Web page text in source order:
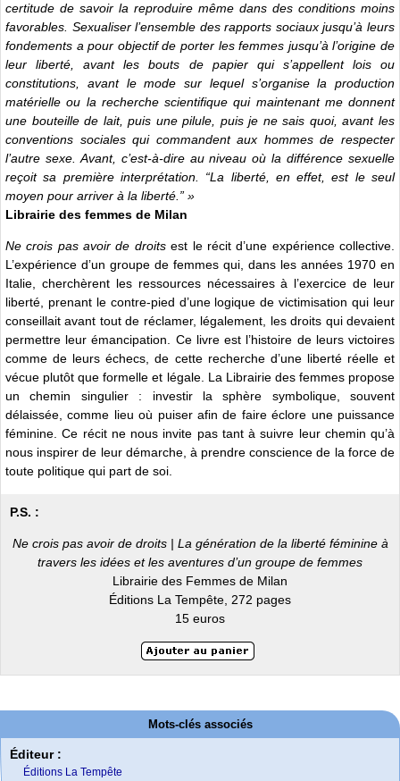
certitude de savoir la reproduire même dans des conditions moins
favorables. Sexualiser l’ensemble des rapports sociaux jusqu’à leurs
fondements a pour objectif de porter les femmes jusqu’à l’origine de
leur liberté, avant les bouts de papier qui s’appellent lois ou
constitutions, avant le mode sur lequel s’organise la production
matérielle ou la recherche scientifique qui maintenant me donnent
une bouteille de lait, puis une pilule, puis je ne sais quoi, avant les
conventions sociales qui commandent aux hommes de respecter
l’autre sexe. Avant, c’est-à-dire au niveau où la différence sexuelle
reçoit sa première interprétation. “La liberté, en effet, est le seul
moyen pour arriver à la liberté.” »
Librairie des femmes de Milan
Ne crois pas avoir de droitsest le récit d’une expérience collective.
L’expérience d’un groupe de femmes qui, dans les années 1970 en
Italie, cherchèrent les ressources nécessaires à l’exercice de leur
liberté, prenant le contre-pied d’une logique de victimisation qui leur
conseillait avant tout de réclamer, légalement, les droits qui devaient
permettre leur émancipation. Ce livre est l’histoire de leurs victoires
comme de leurs échecs, de cette recherche d’une liberté réelle et
vécue plutôt que formelle et légale. La Librairie des femmes propose
un chemin singulier : investir la sphère symbolique, souvent
délaissée, comme lieu où puiser afin de faire éclore une puissance
féminine. Ce récit ne nous invite pas tant à suivre leur chemin qu’à
nous inspirer de leur démarche, à prendre conscience de la force de
toute politique qui part de soi.
P.S. :
Ne crois pas avoir de droits | La génération de la liberté féminine à
travers les idées et les aventures d’un groupe de femmes
Librairie des Femmes de Milan
Éditions La Tempête, 272 pages
15 euros
Mots-clés associés
Éditeur :
Éditions La Tempête